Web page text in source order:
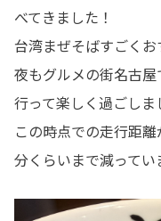
べてきました！
台湾まぜそばすごく
夜もグルメの街名古
行って楽しく過ごしま
この時点での走行距
分くらいまで減ってい